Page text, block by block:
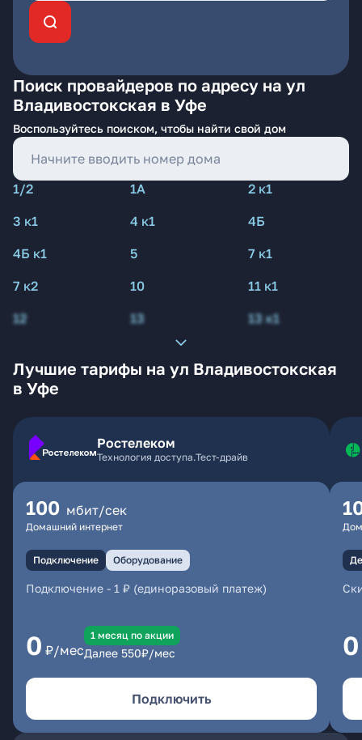
Поиск провайдеров по адресу на ул
Владивостокская в Уфе
Воспользуйтесь поиском, чтобы найти свой дом
1/2 1А
2 к1
3 к1
4 к1
4Б
4Б к1
5
7 к1
7 к2
10
11 к1
12
13 13 к1
Лучшие тарифы на ул Владивостокская
в Уфе
Ростелеком
Технология доступа.Тест-драйв
100 мбит/сек
Домашний интернет
Подключение Оборудование
Подключение - 1 ₽ (единоразовый платеж)
0 ₽/мес
1 месяц по акции
Далее 550₽/мес
Подключить
0